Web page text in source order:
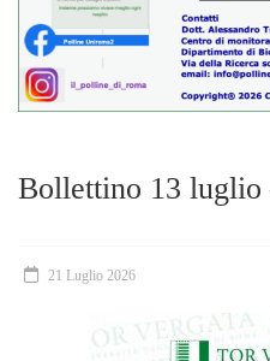
Bollettino 13 luglio
21 Luglio 2026